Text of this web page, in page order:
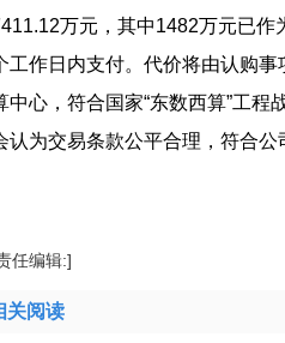
万元，其中1482万元已作
工作日内支付。代价将由认购
中心，符合国家“东数西算”工程
认为交易条款公平合理，符合公
任编辑:]
关阅读